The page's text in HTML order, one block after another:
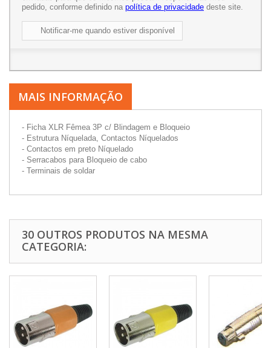
pedido, conforme definido na política de privacidade deste site.
Notificar-me quando estiver disponível
MAIS INFORMAÇÃO
- Ficha XLR Fêmea 3P c/ Blindagem e Bloqueio
- Estrutura Níquelada, Contactos Níquelados
- Contactos em preto Níquelado
- Serracabos para Bloqueio de cabo
- Terminais de soldar
30 OUTROS PRODUTOS NA MESMA
CATEGORIA: